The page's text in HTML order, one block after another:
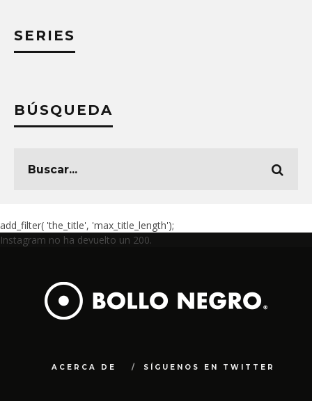
SERIES
BÚSQUEDA
add_filter( 'the_title', 'max_title_length');
Instagram no ha devuelto un 200.
ACERCA DE SÍGUENOS EN TWITTER